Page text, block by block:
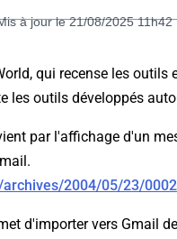
à jour le 21/08/2025 11h42
qui recense les
les outils développés
par l'affichage d'un
2004/05/23/
d'importer vers Gmail